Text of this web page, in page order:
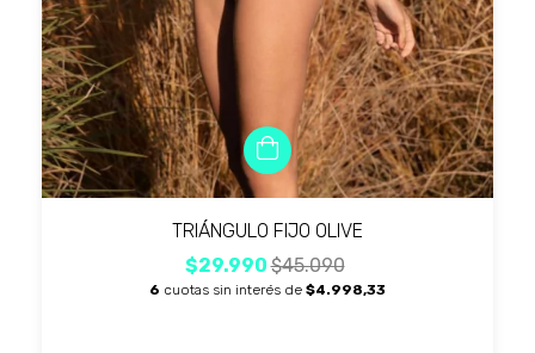
TRIÁNGULO FIJO OLIVE
$29.990$45.090
6 cuotas sin interés de $4.998,33